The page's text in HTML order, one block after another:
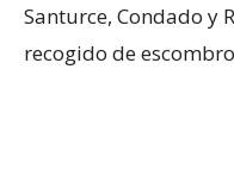
Santurce, Condado y
recogido de